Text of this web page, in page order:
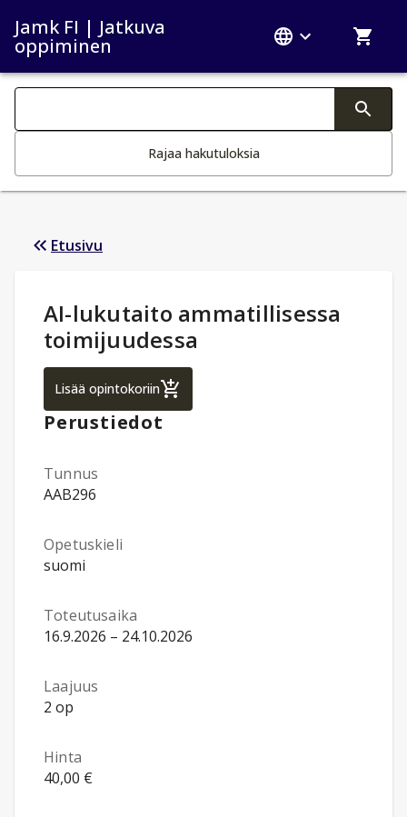
Jamk FI | Jatkuva
oppiminen
Haku kategoriat
Rajaa hakutuloksia
Etusivu
Opintotiedot:
AI-lukutaito ammatillisessa
toimijuudessa
Lisää opintokoriinAI-lukutaito ammatillisessa toimijuudessa
Perustiedot
Tunnus
AAB296
Opetuskieli
suomi
Toteutusaika
16.9.2026 – 24.10.2026
Laajuus
2 op
Hinta
40,00 €